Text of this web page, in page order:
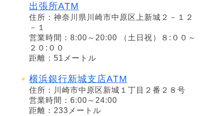
出張所ATM
住所：神奈川県川崎市中原区上新城２－１２
－１
営業時間：8:00～20:00 （土日祝）８:００～
２０:００
距離：51メートル
横浜銀行新城支店ATM
住所：川崎市中原区新城１丁目２番２８号
営業時間：6:00～24:00
距離：233メートル